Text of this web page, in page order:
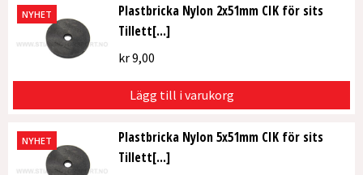
NYHET
Plastbricka Nylon 2x51mm CIK för sits
Tillett[...]
kr9,00
Lägg till i varukorg
NYHET
Plastbricka Nylon 5x51mm CIK för sits
Tillett[...]